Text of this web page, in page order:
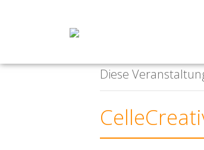
Diese